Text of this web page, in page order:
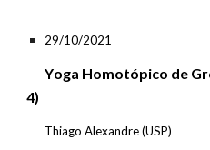
29/10/2021
Yoga Homotópico de
4)
Thiago Alexandre(USP)